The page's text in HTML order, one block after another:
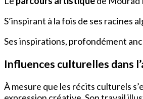
S’inspirant à la fois de ses
Ses inspirations, profondément
Influences culturelles dans
À mesure que les récits culturels